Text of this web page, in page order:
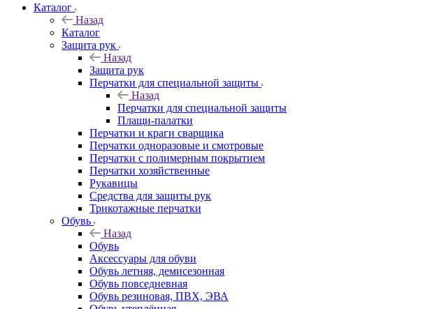
Каталог
Назад
Каталог
Защита рук
Назад
Защита рук
Перчатки для специальной защиты
Назад
Перчатки для специальной защиты
Плащи-палатки
Перчатки и краги сварщика
Перчатки одноразовые и смотровые
Перчатки с полимерным покрытием
Перчатки хозяйственные
Рукавицы
Средства для защиты рук
Трикотажные перчатки
Обувь
Назад
Обувь
Аксессуары для обуви
Обувь летняя, демисезонная
Обувь повседневная
Обувь резиновая, ПВХ, ЭВА